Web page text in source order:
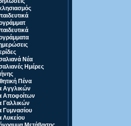
Νέα
Ημέρες
Πένα
Αγγλικών
Αποφοίτων
Γαλλικών
Γυμνασίου
Λυκείου